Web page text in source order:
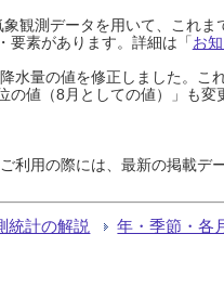
観測データを用いて、これ
要素があります。詳細は「お
水量の値を修正しました。こ
の値（8月としての値）」も
用の際には、最新の掲載デ
統計の解説 年・季節・各